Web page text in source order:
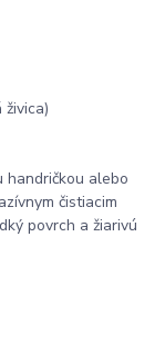
handričkou alebo
čistiacim
povrch a žiarivú